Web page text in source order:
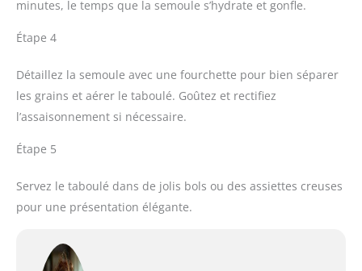
minutes, le temps que la semoule s’hydrate et gonfle.
Étape 4
Détaillez la semoule avec une fourchette pour bien séparer
les grains et aérer le taboulé. Goûtez et rectifiez
l’assaisonnement si nécessaire.
Étape 5
Servez le taboulé dans de jolis bols ou des assiettes creuses
pour une présentation élégante.